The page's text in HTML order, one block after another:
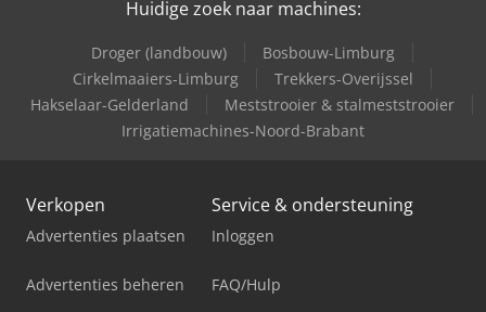
Huidige zoek naar machines:
Droger (landbouw)
Bosbouw-Limburg
Cirkelmaaiers-Limburg
Trekkers-Overijssel
Hakselaar-Gelderland
Meststrooier & stalmeststrooier
Irrigatiemachines-Noord-Brabant
Verkopen
Advertenties plaatsen
Advertenties beheren
Service & ondersteuning
Inloggen
FAQ/Hulp